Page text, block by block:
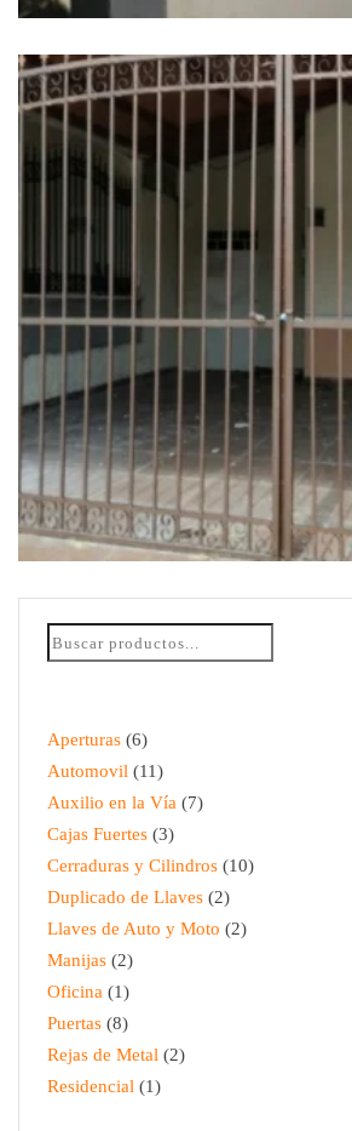
$65.00
$280.00
Aperturas 6
Automovil
11
Auxilio en la Vía
7
Cajas Fuertes 3
Cerraduras y Cilindros
10
Duplicado de Llaves
2
Llaves de Auto y Moto
2
Manijas
2
Oficina
1
Puertas 8
Rejas de Metal
2
Residencial
1